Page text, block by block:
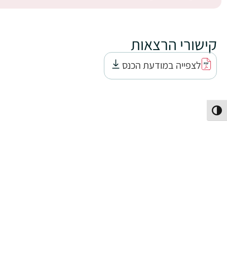
הפעל/כבה ניגודיות גבוהה
קישורי הרצאות
לצפייה במודעת הכנס